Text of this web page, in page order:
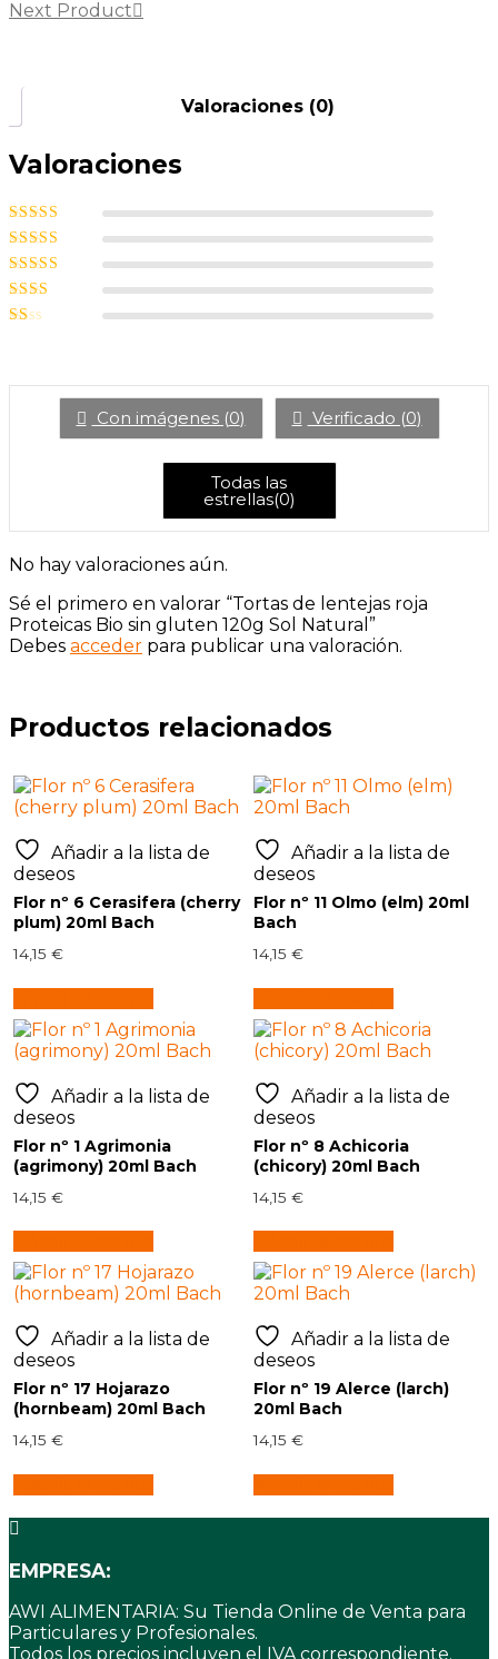
120g
Sol
Next Product
Valoraciones (0)
Valoraciones
Valorado con
Valorado
Valorado
5
Valorado
de
Con imágenes (0) Verificado (0)
Todas las
estrellas(0)
No hay valoraciones aún.
Sé el primero en valorar “Tortas de lentejas roja
Proteicas Bio sin gluten 120g Sol Natural”
Debes acceder para publicar una valoración.
Productos relacionados
Añadir a la lista de
deseos
Flor nº 6 Cerasifera (cherry
plum) 20ml Bach
14,15€
Añadir a la lista de
deseos
Flor nº 11 Olmo (elm) 20ml
Bach
14,15€
Añadir a la lista de
deseos
Flor nº 1 Agrimonia
(agrimony) 20ml Bach
14,15€
Añadir a la lista de
deseos
Flor nº 8 Achicoria
(chicory) 20ml Bach
14,15€
Añadir a la lista de
deseos
Flor nº 17 Hojarazo
(hornbeam) 20ml Bach
14,15€
Añadir a la lista de
deseos
Flor nº 19 Alerce (larch)
20ml Bach
14,15€
EMPRESA:
AWI ALIMENTARIA: Su Tienda Online de Venta para
Particulares y Profesionales.
Todos los precios incluyen el IVA correspondiente.